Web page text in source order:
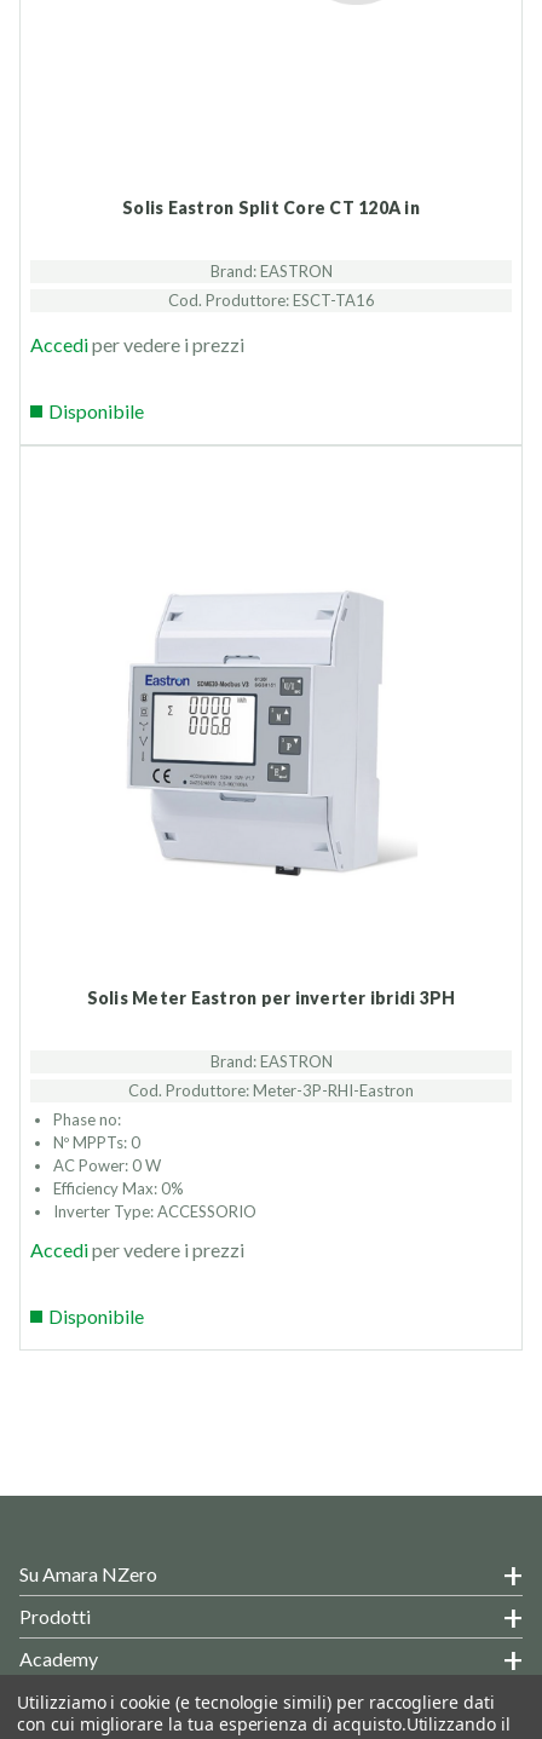
Solis Eastron Split Core CT 120A in
Brand: EASTRON
Cod. Produttore: ESCT-TA16
Accediper vedere i prezzi
Disponibile
Solis Meter Eastron per inverter ibridi 3PH
Brand: EASTRON
Cod. Produttore: Meter-3P-RHI-Eastron
Phase no:
Nº MPPTs: 0
AC Power: 0 W
Efficiency Max: 0%
Inverter Type: ACCESSORIO
Accediper vedere i prezzi
Disponibile
Su Amara NZero
Prodotti
Academy
Hai Delle Domande?
Utilizziamo i cookie (e tecnologie simili) per raccogliere dati
con cui migliorare la tua esperienza di acquisto.Utilizzando il